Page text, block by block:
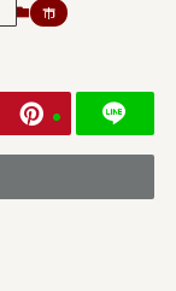
市